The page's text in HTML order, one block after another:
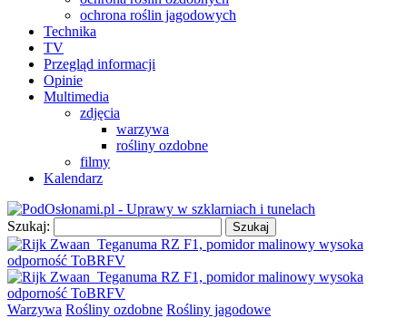
ochrona roślin jagodowych
Technika
TV
Przegląd informacji
Opinie
Multimedia
zdjęcia
warzywa
rośliny ozdobne
filmy
Kalendarz
Szukaj:
Warzywa Rośliny ozdobne Rośliny jagodowe